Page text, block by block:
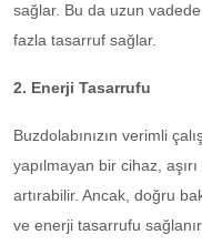
sağlar. Bu da uzun
fazla tasarruf sağlar.
2. Enerji Tasarrufu
Buzdolabınızın verimli
yapılmayan bir cihaz,
artırabilir. Ancak, doğru
ve enerji tasarrufu